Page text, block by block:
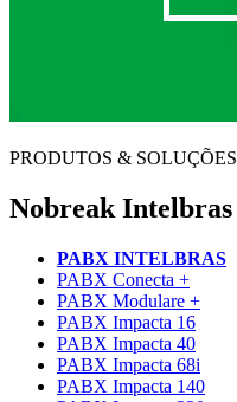
PRODUTOS & SOLUÇÕES
Nobreak Intelbras
PABX INTELBRAS
PABX Conecta +
PABX Modulare +
PABX Impacta 16
PABX Impacta 40
PABX Impacta 68i
PABX Impacta 140